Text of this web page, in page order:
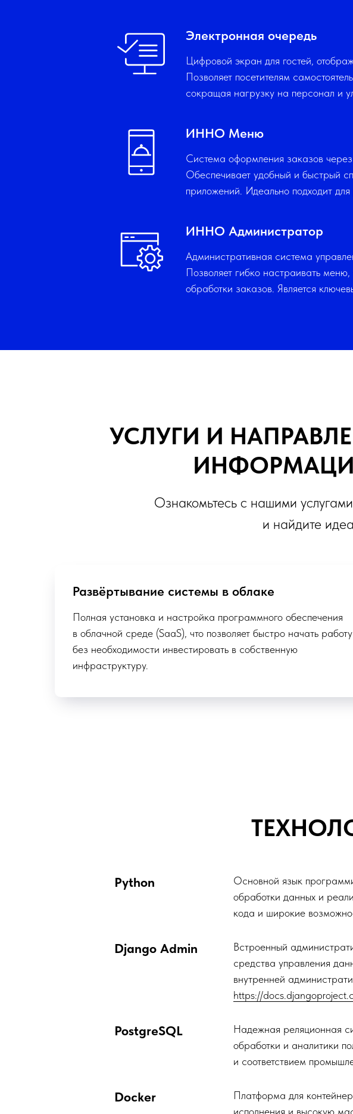
Электронная очередь
Цифровой экран для гостей,
Позволяет посетителям
сокращая нагрузку на персонал и
ИННО Меню
Система оформления зака зов
Обеспечивает удобный и быстрый
приложений. Идеально подходит
ИННО Администратор
Административная система
Позволяет гибко настраивать
обработки заказ ов. Является
УСЛУГИ И
Ознакомьтесь с нашими
и найдите
Развёртывание системы в облаке
Полная установка и настройка программного обеспечения
в облачной среде (SaaS), что позволяет быстро начать работу
без необходимости инвестировать в собственную
инфраструктуру.
Python
Основной язык
обработки данных и
кода и широкие
Django Admin
Встроенный
средства управления
внутренней
https://
PostgreSQL
Надежная реляционная
обработки и аналитики
и соответствием
Docker
Платформа для
исполнения и высокую